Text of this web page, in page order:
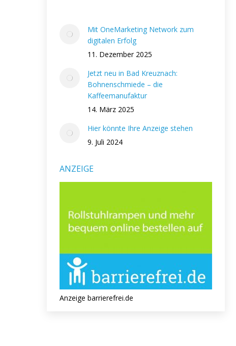
Mit OneMarketing Network zum
digitalen Erfolg
11. Dezember 2025
Jetzt neu in Bad Kreuznach:
Bohnenschmiede – die
Kaffeemanufaktur
14. März 2025
Hier könnte Ihre Anzeige stehen
9. Juli 2024
ANZEIGE
Anzeige barrierefrei.de